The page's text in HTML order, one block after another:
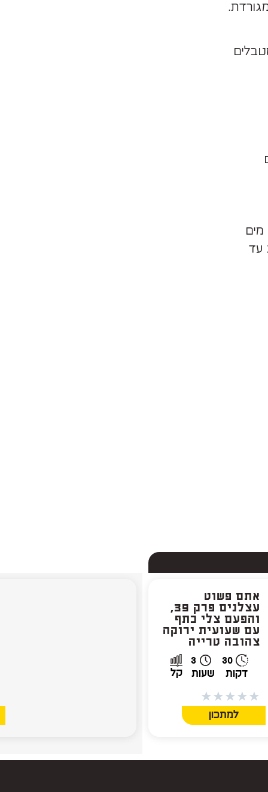
ונאפה כ-35 דקות עד
אתם פשוט
עצלנים פרק 39,
והפעם צלי כתף
עם שעועית ירוקה
צהובה טרייה
30
דקות
3
שעות
קל
★
★
★
★
★
למתכון